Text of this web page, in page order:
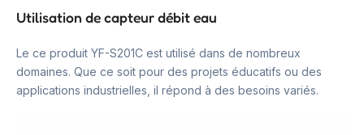
Utilisation de capteur débit eau
Le ce produit YF-S201C est utilisé dans de nombreux
domaines. Que ce soit pour des projets éducatifs ou des
applications industrielles, il répond à des besoins variés.